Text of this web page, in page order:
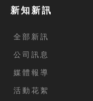
新知新訊
全部新訊
公司訊息
媒體報導
活動花絮